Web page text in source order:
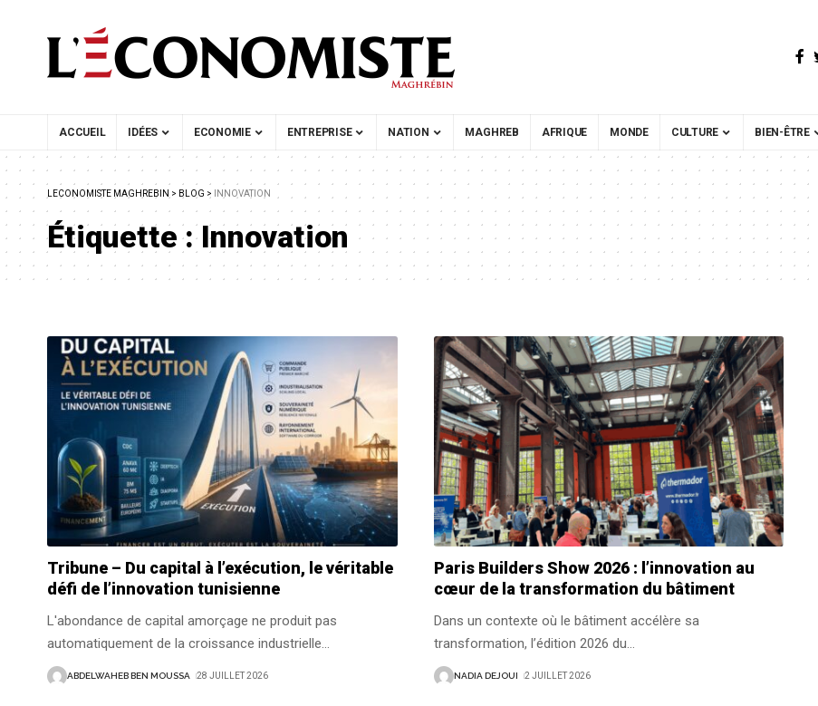
ACCUEIL IDÉES ECONOMIE ENTREPRISE NATION MAGHREB AFRIQUE MONDE CULTURE BIEN-ÊTRE
LECONOMISTE MAGHREBIN > BLOG > INNOVATION
Étiquette :Innovation
Tribune – Du capital à l’exécution, le véritable
défi de l’innovation tunisienne
L'abondance de capital amorçage ne produit pas
automatiquement de la croissance industrielle…
ABDELWAHEB BEN MOUSSA 28 JUILLET 2026
Paris Builders Show 2026 : l’innovation au
cœur de la transformation du bâtiment
Dans un contexte où le bâtiment accélère sa
transformation, l’édition 2026 du…
NADIA DEJOUI 2 JUILLET 2026